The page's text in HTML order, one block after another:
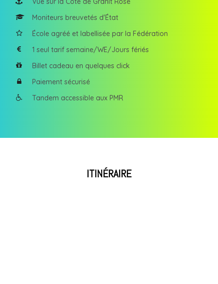
Moniteurs breuvetés d'État
École agréé et labellisée par la Fédération
1 seul tarif semaine/WE/Jours fériés
Billet cadeau en quelques click
Paiement sécurisé
Tandem accessible aux PMR
ITINÉRAIRE